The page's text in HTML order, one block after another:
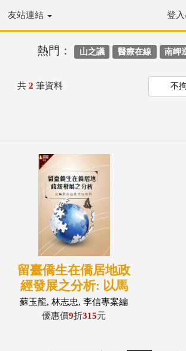
友站連結 登
熱門： 山之議 醫療在線 南岬
共 2 筆資料 不
留臺僑生在僑居地政
經發展之分析: 以馬
來西亞及印尼為例
蘇玉龍, 林志忠, 李信專案編
著
優惠價9折315元